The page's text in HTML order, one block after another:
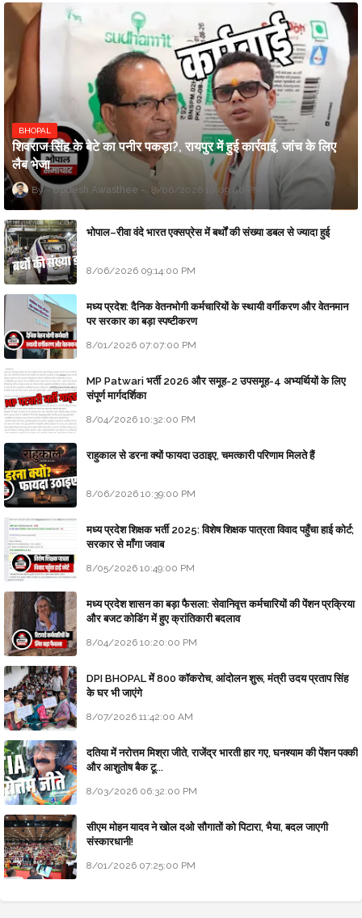
BHOPAL
शिवराज सिंह के बेटे का पनीर पकड़ा?, रायपुर में हुई कार्रवाई, जांच के लिए
लैब भेजा
Updesh Awasthee 8/06/2026 10:09:00 PM
भोपाल–रीवा वंदे भारत एक्सप्रेस में बर्थों की संख्या डबल से ज्यादा हुई
8/06/2026 09:14:00 PM
मध्य प्रदेश: दैनिक वेतनभोगी कर्मचारियों के स्थायी वर्गीकरण और वेतनमान
पर सरकार का बड़ा स्पष्टीकरण
8/01/2026 07:07:00 PM
MP Patwari भर्ती 2026 और समूह-2 उपसमूह-4 अभ्यर्थियों के लिए
संपूर्ण मार्गदर्शिका
8/04/2026 10:32:00 PM
राहुकाल से डरना क्यों फायदा उठाइए, चमत्कारी परिणाम मिलते हैं
8/06/2026 10:39:00 PM
मध्य प्रदेश शिक्षक भर्ती 2025: विशेष शिक्षक पात्रता विवाद पहुँचा हाई कोर्ट;
सरकार से माँगा जवाब
8/05/2026 10:49:00 PM
मध्य प्रदेश शासन का बड़ा फैसला: सेवानिवृत्त कर्मचारियों की पेंशन प्रक्रिया
और बजट कोडिंग में हुए क्रांतिकारी बदलाव
8/04/2026 10:20:00 PM
DPI BHOPAL में 800 कॉकरोच, आंदोलन शुरू, मंत्री उदय प्रताप सिंह
के घर भी जाएंगे
8/07/2026 11:42:00 AM
दतिया में नरोत्तम मिश्रा जीते, राजेंद्र भारती हार गए, घनश्याम की पेंशन पक्की
और आशुतोष बैक टू...
8/03/2026 06:32:00 PM
सीएम मोहन यादव ने खोल दओ सौगातों को पिटारा, भैया, बदल जाएगी
संस्कारधानी!
8/01/2026 07:25:00 PM